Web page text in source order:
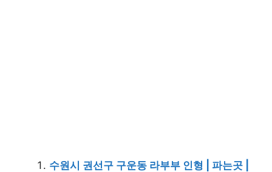
수원시 권선구 구운동 라부부 인형 | 파는곳 |